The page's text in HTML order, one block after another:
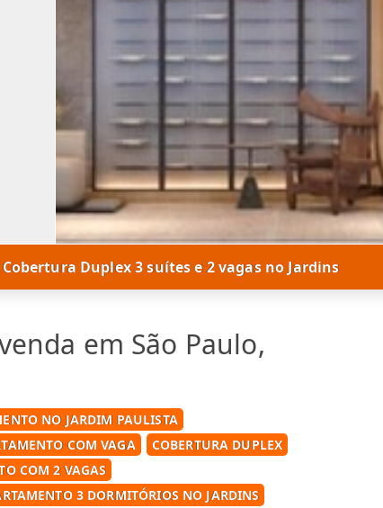
Cobertura Duplex 3 suítes e 2 vagas no Jardins
em São Paulo,
NO JARDIM PAULISTA
COM VAGA
COBERTURA DUPLEX
COM 2 VAGAS
3 DORMITÓRIOS NO JARDINS